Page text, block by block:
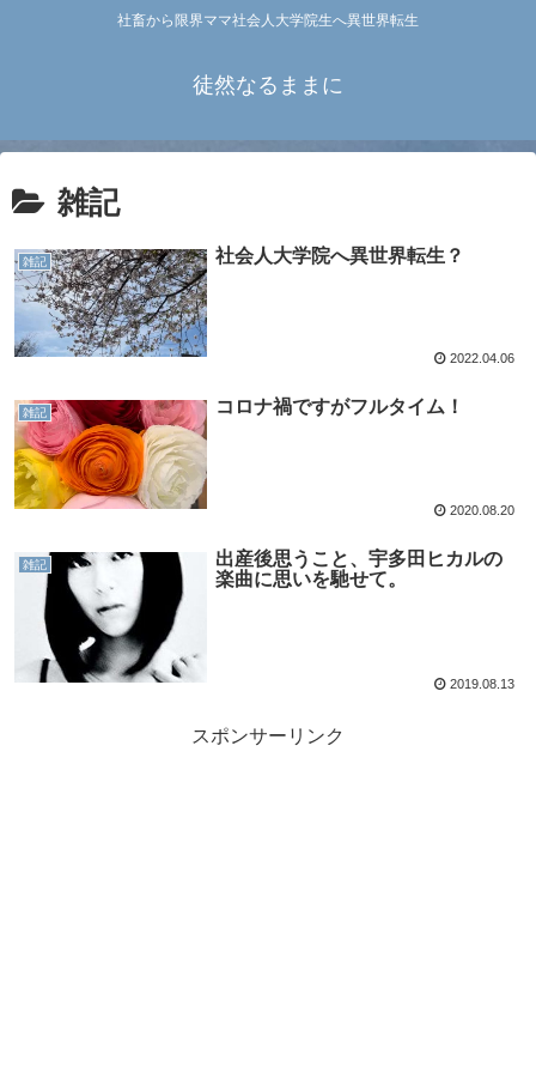
社畜から限界ママ社会人大学院生へ異世界転生
徒然なるままに
雑記
雑記 社会人大学院へ異世界転生？
2022.04.06
雑記 コロナ禍ですがフルタイム！
2020.08.20
雑記
出産後思うこと、宇多田ヒカルの
楽曲に思いを馳せて。
2019.08.13
スポンサーリンク